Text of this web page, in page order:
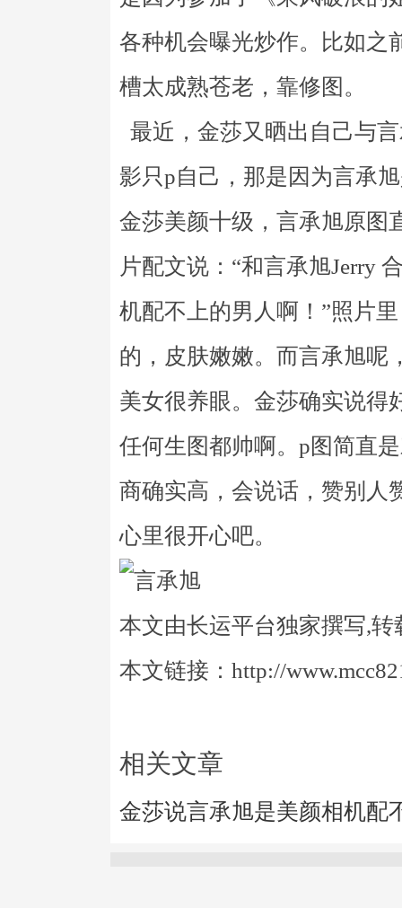
各种机会曝光炒作。比如之
槽太成熟苍老，靠修图。
最近，金莎又晒出自己与
影只p自己，那是因为言承
金莎美颜十级，言承旭原图
片配文说：“和言承旭Jerry
机配不上的男人啊！”照片
的，皮肤嫩嫩。而言承旭呢
美女很养眼。金莎确实说得
任何生图都帅啊。p图简直
商确实高，会说话，赞别人
心里很开心吧。
本文由长运平台独家撰写,转
本文链接：http://
相关文章
金莎说言承旭是美颜相机配